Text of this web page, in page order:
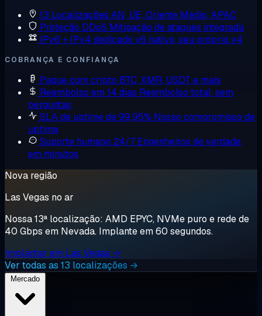
13 Localizações AN, UE, Oriente Médio, APAC
Proteção DDoS Mitigação de ataques integrada
IPv6 + IPv4 dedicado v6 nativo, seu próprio v4
COBRANÇA E CONFIANÇA
Pague com cripto BTC, XMR, USDT e mais
Reembolso em 14 dias Reembolso total, sem
perguntas
SLA de uptime de 99,95% Nosso compromisso de
uptime
Suporte humano 24/7 Engenheiros de verdade,
em minutos
Nova região
Las Vegas no ar
Nossa 13ª localização: AMD EPYC, NVMe puro e rede de
40 Gbps em Nevada. Implante em 60 segundos.
Implantar em Las Vegas →
Ver todas as 13 localizações →